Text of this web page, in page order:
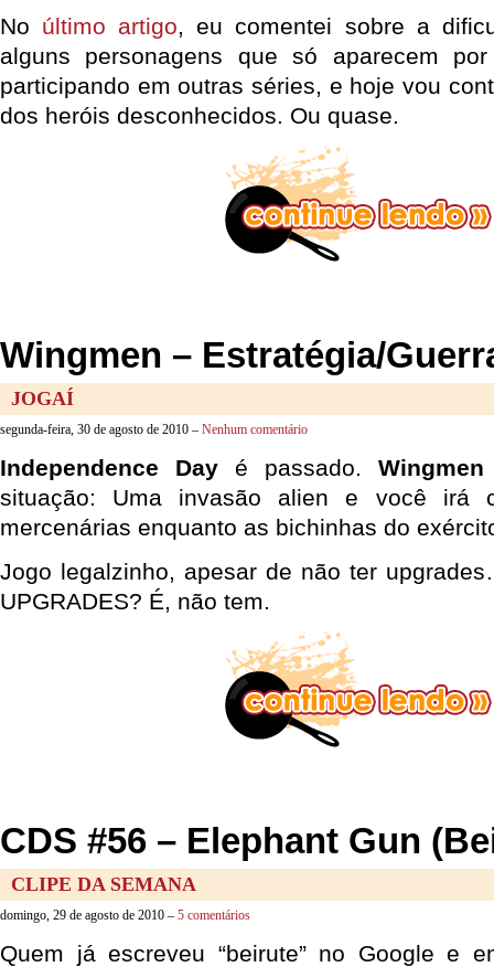
No último artigo, eu comentei sobre a
alguns personagens que só aparecem
participando em outras séries, e hoje vou
dos heróis desconhecidos. Ou quase.
Wingmen – Estratégia/
JOGAÍ
segunda-feira, 30 de agosto de 2010 – Nenhum comentário
Independence Dayé passado. Wingmen
situação: Uma invasão alien e você irá
mercenárias enquanto as bichinhas do
Jogo legalzinho, apesar de não ter
UPGRADES? É, não tem.
CDS #56 – Elephant Gun
CLIPE DA SEMANA
domingo, 29 de agosto de 2010 – 5 comentários
Quem já escreveu “beirute” no Google e